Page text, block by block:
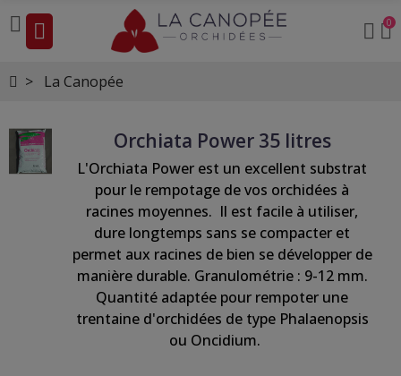
0
La Canopée
Orchiata Power 35 litres
L'Orchiata Power est un excellent substrat
pour le rempotage de vos orchidées à
racines moyennes. Il est facile à utiliser,
dure longtemps sans se compacter et
permet aux racines de bien se développer de
manière durable. Granulométrie : 9-12 mm.
Quantité adaptée pour rempoter une
trentaine d'orchidées de type Phalaenopsis
ou Oncidium.